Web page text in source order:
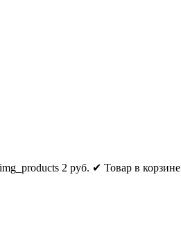
2 руб. ✔ Товар в корзине